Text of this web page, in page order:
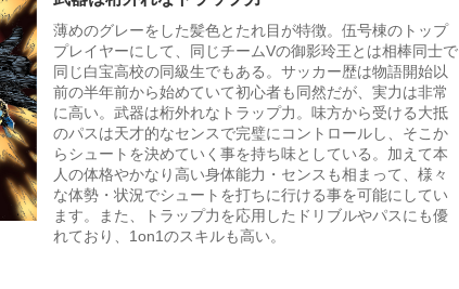
薄めのグレーをした髪色とたれ目が特徴。伍号棟のトップ
プレイヤーにして、同じチームVの御影玲王とは相棒同士で
同じ白宝高校の同級生でもある。サッカー歴は物語開始以
前の半年前から始めていて初心者も同然だが、実力は非常
に高い。武器は桁外れなトラップ力。味方から受ける大抵
のパスは天才的なセンスで完璧にコントロールし、そこか
らシュートを決めていく事を持ち味としている。加えて本
人の体格やかなり高い身体能力・センスも相まって、様々
な体勢・状況でシュートを打ちに行ける事を可能にしてい
ます。また、トラップ力を応用したドリブルやパスにも優
れており、1on1のスキルも高い。